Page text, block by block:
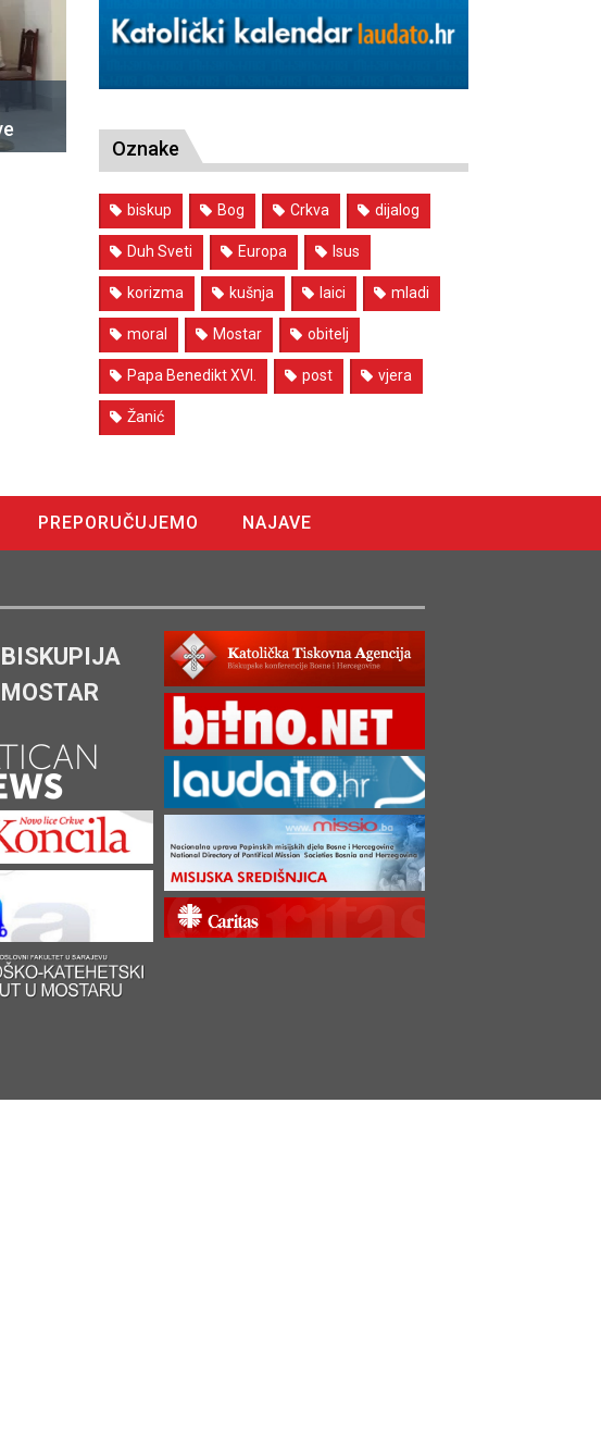
Oznake
biskup Bog Crkva dijalog
Duh Sveti Europa Isus
korizma kušnja laici mladi
moral Mostar obitelj
Papa Benedikt XVI. post vjera
Žanić
PREPORUČUJEMO
NAJAVE
BISKUPIJA
MOSTAR